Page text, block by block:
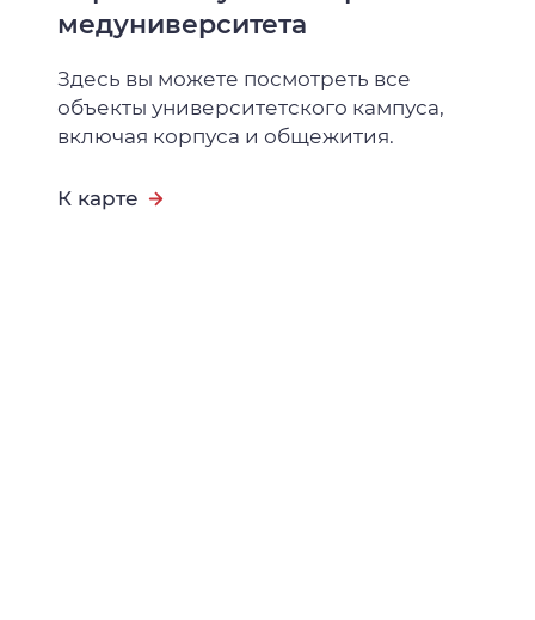
медуниверситета
Здесь вы можете посмотреть все
объекты университетского кампуса,
включая корпуса и общежития.
К карте